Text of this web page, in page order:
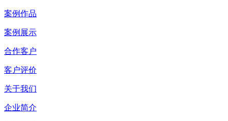
案例作品
案例展示
合作客户
客户评价
关于我们
企业简介